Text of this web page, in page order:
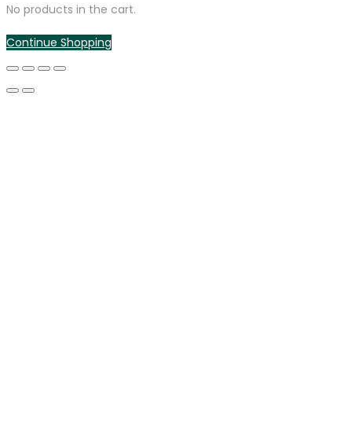
No products in the cart.
Continue Shopping